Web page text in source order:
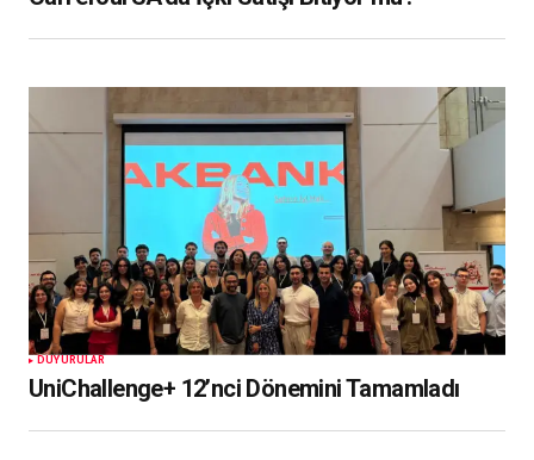
DUYURULAR
UniChallenge+ 12’nci Dönemini Tamamladı